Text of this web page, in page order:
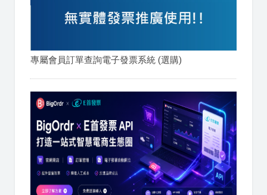
專屬會員訂單查詢電子發票系統 (選購)